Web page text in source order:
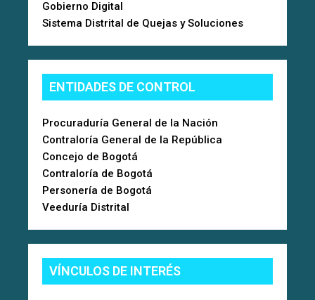
Gobierno Digital
Sistema Distrital de Quejas y Soluciones
ENTIDADES DE CONTROL
Procuraduría General de la Nación
Contraloría General de la República
Concejo de Bogotá
Contraloría de Bogotá
Personería de Bogotá
Veeduría Distrital
VÍNCULOS DE INTERÉS